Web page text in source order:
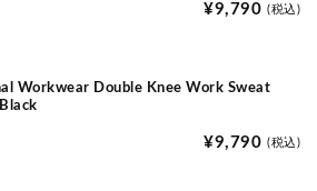
¥9,790 (税込)
Workwear Double Knee Work Sweat
¥9,790 (税込)